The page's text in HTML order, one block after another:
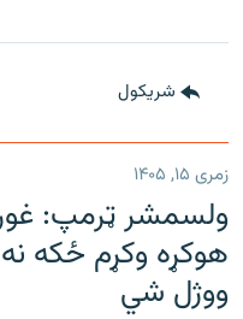
شريکول
زمری ۱۵, ۱۴۰۵
ولسمشر ټرمپ:
هوکړه وکړم ځکه
ووژل شي